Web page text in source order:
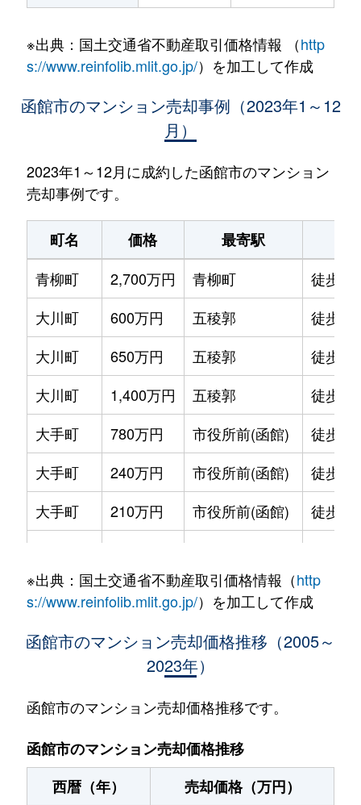
※出典：国土交通省不動産取引価格情報 （http
s://www.reinfolib.mlit.go.jp/）を加工して作成
函館市のマンション売却事例（2023年1～12
月）
2023年1～12月に成約した函館市のマンション
売却事例です。
町名 価格 最寄駅
青柳町
2,700万円 青柳町
徒歩0
大川町
600万円 五稜郭
徒歩14
大川町
650万円 五稜郭
徒歩13
大川町
1,400万円 五稜郭
徒歩7
大手町
780万円 市役所前(函館)
徒歩2
大手町
240万円 市役所前(函館)
徒歩2
大手町
210万円 市役所前(函館)
徒歩2
大森町
330万円 松風町
徒歩5
2,400万円 五稜郭
五稜郭町
520万円 五稜郭
末広町
230万円 十字街
末広町
240万円 十字街
※出典：国土交通省不動産取引価格情報（http
s://www.reinfolib.mlit.go.jp/）を加工して作成
函館市のマンション売却価格推移（2005～
2023年）
函館市のマンション売却価格推移です。
函館市のマンション売却価格推移
西暦（年）
売却価格（万円）